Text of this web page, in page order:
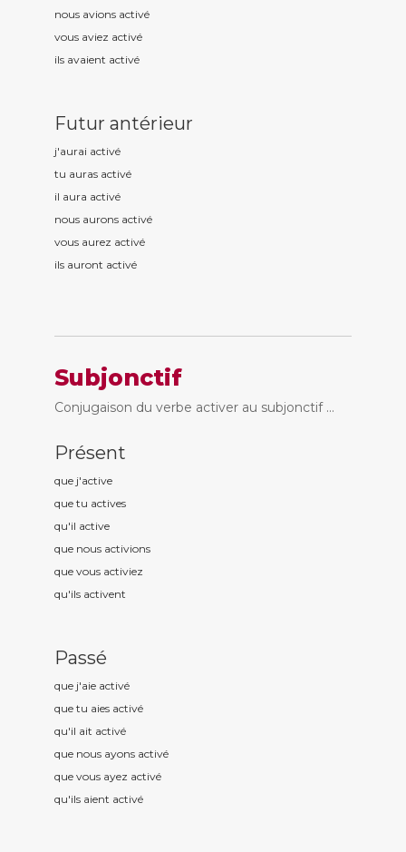
nous avions activé
vous aviez activé
ils avaient activé
Futur antérieur
j'aurai activé
tu auras activé
il aura activé
nous aurons activé
vous aurez activé
ils auront activé
Subjonctif
Conjugaison du verbe activer au subjonctif ...
Présent
que j'active
que tu actives
qu'il active
que nous activions
que vous activiez
qu'ils activent
Passé
que j'aie activé
que tu aies activé
qu'il ait activé
que nous ayons activé
que vous ayez activé
qu'ils aient activé